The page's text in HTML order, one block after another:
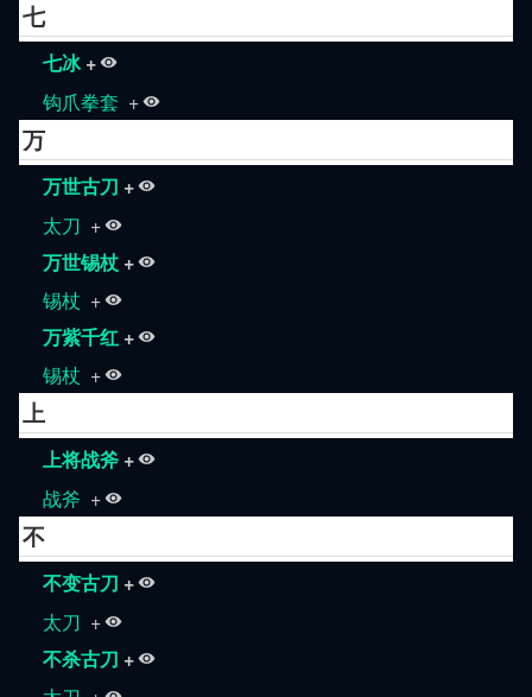
七
七冰 +
钩爪拳套 +
万
万世古刀 +
太刀 +
万世锡杖 +
锡杖 +
万紫千红 +
锡杖 +
上
上将战斧 +
战斧 +
不
不变古刀 +
太刀 +
不杀古刀 +